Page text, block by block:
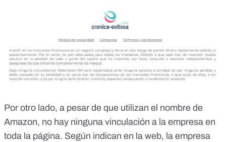
Por otro lado, a pesar de que utilizan el nombre de
Amazon, no hay ninguna vinculación a la empresa en
toda la página. Según indican en la web, la empresa